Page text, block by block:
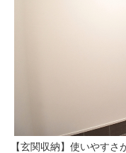
【玄関収納】使いやすさ